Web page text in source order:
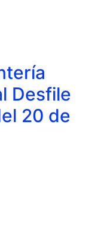
Desfile
20 de